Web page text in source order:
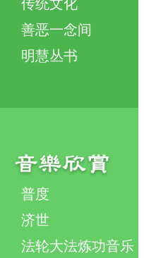
传统文化
善恶一念间
明慧丛书
普度
济世
法轮大法炼功音乐